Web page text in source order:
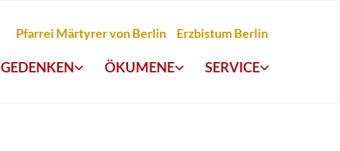
Pfarrei Märtyrer von Berlin Erzbistum Berlin
GEDENKEN ÖKUMENE SERVICE